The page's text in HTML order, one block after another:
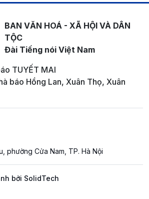
BAN VĂN HOÁ - XÃ HỘI VÀ DÂN
TỘC
Đài Tiếng nói Việt Nam
TUYẾT MAI
báo Hồng Lan, Xuân Thọ, Xuân
phường Cửa Nam, TP. Hà Nội
bởi SolidTech